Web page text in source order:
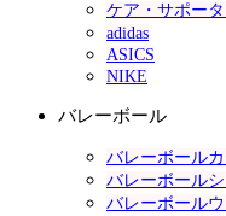
ケア・サポー
adidas
ASICS
NIKE
バレーボール
バレーボール
バレーボール
バレーボール